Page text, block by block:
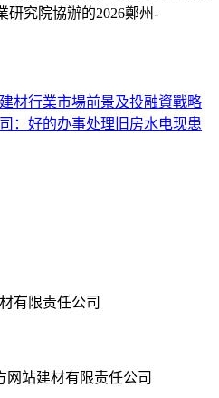
研究院協辦的2026鄭州-
材行業市場前景及投融資戰略
：好的办事处理旧房水电现患
网站建材有限责任公司